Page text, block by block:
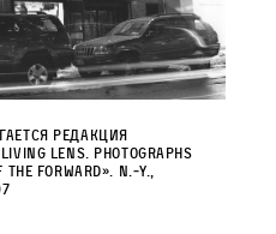
редакция
Lens. Photographs
Forward». N.‑Y.,